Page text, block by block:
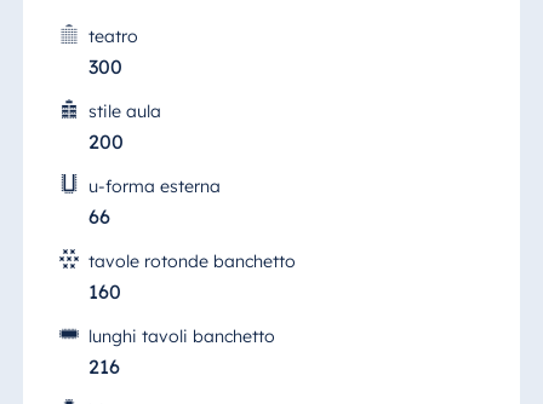
teatro
300
stile aula
200
u-forma esterna
66
tavole rotonde banchetto
160
lunghi tavoli banchetto
216